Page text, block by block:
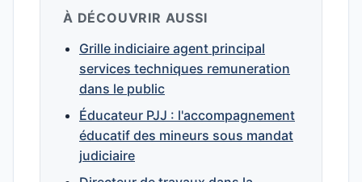
À DÉCOUVRIR AUSSI
Grille indiciaire agent principal
services techniques remuneration
dans le public
Éducateur PJJ : l'accompagnement
éducatif des mineurs sous mandat
judiciaire